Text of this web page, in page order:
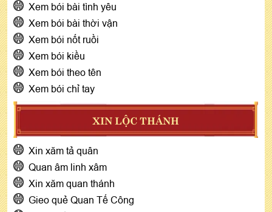
Xem bói bài tình yêu
Xem bói bài thời vận
Xem bói nốt ruồi
Xem bói kiều
Xem bói theo tên
Xem bói chỉ tay
XIN LỘC THÁNH
Xin xăm tả quân
Quan âm linh xâm
Xin xăm quan thánh
Gieo quẻ Quan Tế Công